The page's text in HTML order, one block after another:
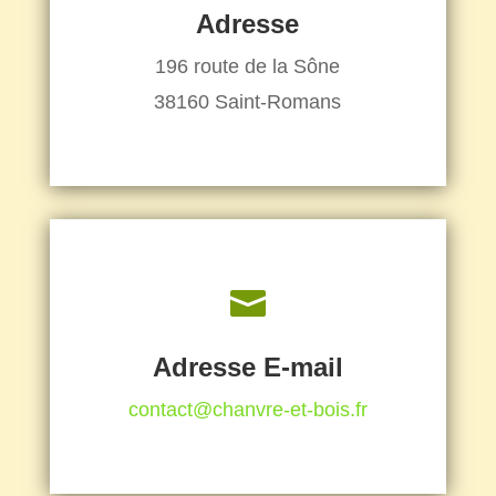
Adresse
196 route de la Sône
38160 Saint-Romans

Adresse E-mail
contact@chanvre-et-bois.fr